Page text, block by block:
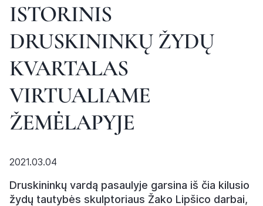
ISTORINIS
DRUSKININKŲ ŽYDŲ
KVARTALAS
VIRTUALIAME
ŽEMĖLAPYJE
2021.03.04
Druskininkų vardą pasaulyje garsina iš čia kilusio
žydų tautybės skulptoriaus Žako Lipšico darbai,